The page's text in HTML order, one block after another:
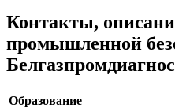
Контакты,
промышленной
Образование